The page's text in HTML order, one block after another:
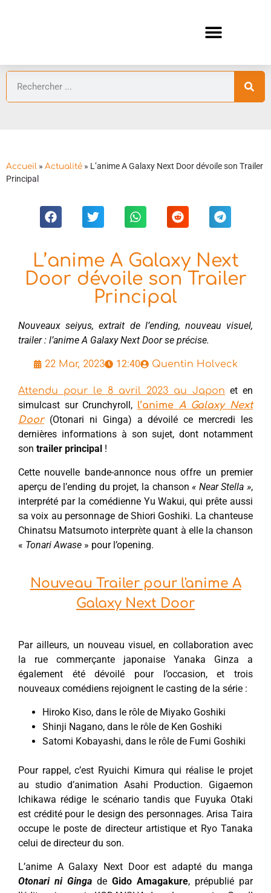
Accueil » Actualité » L’anime A Galaxy Next Door dévoile son Trailer
Principal
L’anime A Galaxy Next
Door dévoile son Trailer
Principal
Nouveaux seiyus, extrait de l’ending, nouveau visuel,
trailer : l’anime A Galaxy Next Door se précise.
22 Mar, 2023 12:40 Quentin Holveck
Attendu pour le 8 avril 2023 au Japon et en
simulcast sur Crunchyroll, l’anime A Galaxy Next
Door(Otonari ni Ginga) a dévoilé ce mercredi les
dernières informations à son sujet, dont notamment
son trailer principal !
Cette nouvelle bande-annonce nous offre un premier
aperçu de l’ending du projet, la chanson« Near Stella »,
interprété par la comédienne Yu Wakui, qui prête aussi
sa voix au personnage de Shiori Goshiki. La chanteuse
Chinatsu Matsumoto interprète quant à elle la chanson
« Tonari Awase » pour l’opening.
Nouveau Trailer pour l'anime A
Galaxy Next Door
Par ailleurs, un nouveau visuel, en collaboration avec
la rue commerçante japonaise Yanaka Ginza a
également été dévoilé pour l’occasion, et trois
nouveaux comédiens rejoignent le casting de la série :
Hiroko Kiso, dans le rôle de Miyako Goshiki
Shinji Nagano, dans le rôle de Ken Goshiki
Satomi Kobayashi, dans le rôle de Fumi Goshiki
Pour rappel, c’est Ryuichi Kimura qui réalise le projet
au studio d’animation Asahi Production. Gigaemon
Ichikawa rédige le scénario tandis que Fuyuka Otaki
est crédité pour le design des personnages. Arisa Taira
occupe le poste de directeur artistique et Ryo Tanaka
celui de directeur du son.
L’anime A Galaxy Next Door est adapté du manga
Otonari ni Ginga de Gido Amagakure, prépublié par